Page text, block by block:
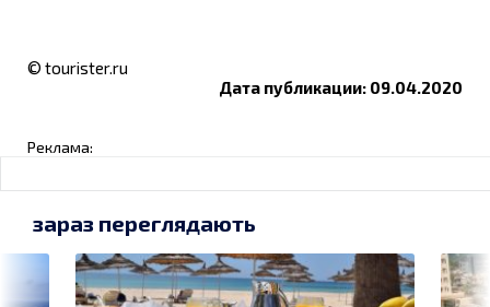
© tourister.ru
Дата публикации: 09.04.2020
Реклама:
зараз переглядають